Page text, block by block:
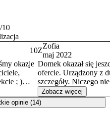
akceptuje płatności
/10
10
okazje
; )
że
! 😊
Z
Zofia
maj 2022
Domek okazał się
ofercie. Urządzony z
szczegóły. Niczego
zapiera dech. Wkoło
Naprawdę można się
zależało. Hamaki,
Zobacz więcej
opinie (14)